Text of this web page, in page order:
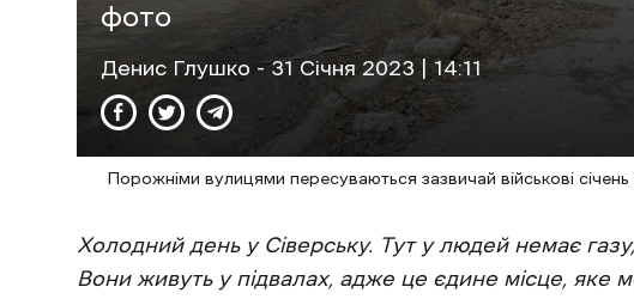
фото
Денис Глушко - 31 Січня 2023 | 14:11
Порожніми вулицями пересуваються зазвичай військові
Холодний день у Сіверську. Тут у людей немає
Вони живуть у підвалах, адже це єдине місце, яке